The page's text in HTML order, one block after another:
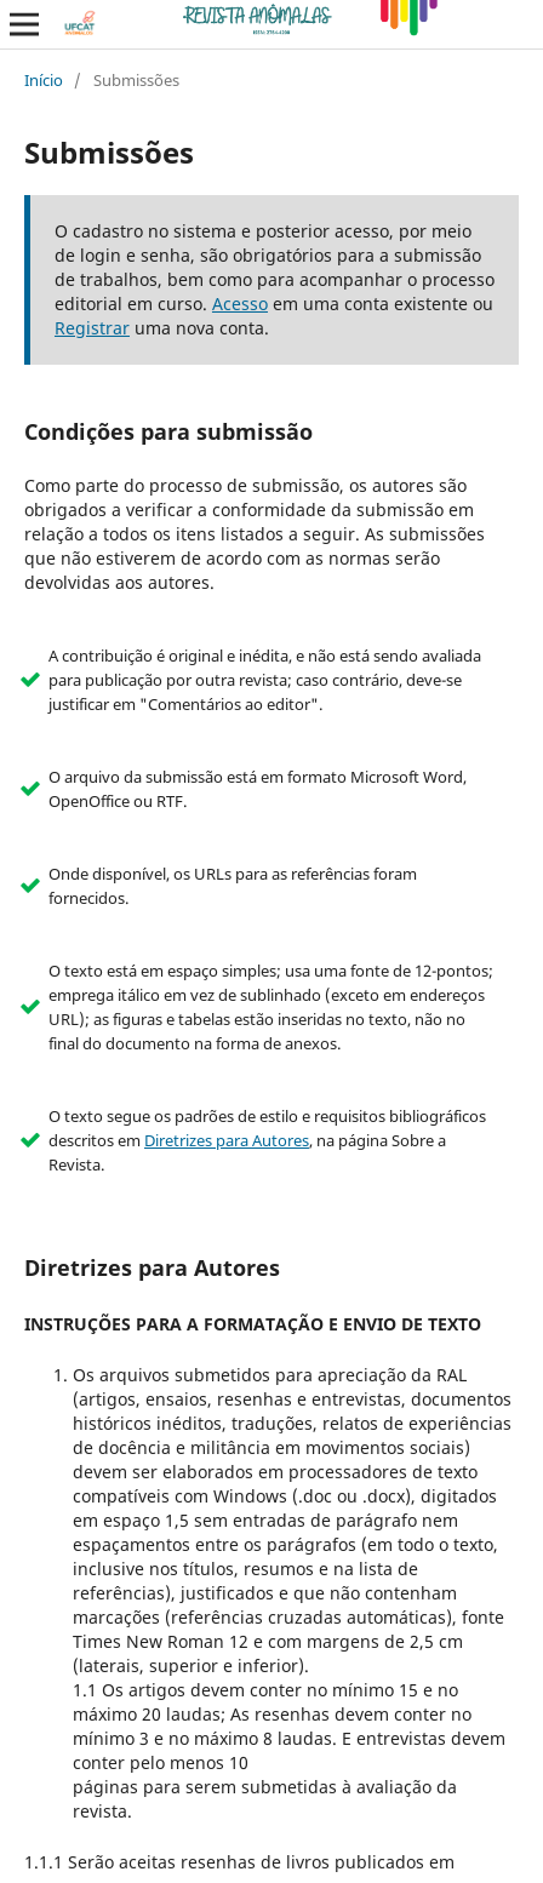
Início / Submissões
Submissões
O cadastro no sistema e posterior acesso, por meio
de login e senha, são obrigatórios para a submissão
de trabalhos, bem como para acompanhar o processo
editorial em curso. Acessoem uma conta existente ou
Registraruma nova conta.
Condições para submissão
Como parte do processo de submissão, os autores são
obrigados a verificar a conformidade da submissão em
relação a todos os itens listados a seguir. As submissões
que não estiverem de acordo com as normas serão
devolvidas aos autores.
A contribuição é original e inédita, e não está sendo avaliada
para publicação por outra revista; caso contrário, deve-se
justificar em "Comentários ao editor".
O arquivo da submissão está em formato Microsoft Word,
OpenOffice ou RTF.
Onde disponível, os URLs para as referências foram
fornecidos.
O texto está em espaço simples; usa uma fonte de 12-pontos;
emprega itálico em vez de sublinhado (exceto em endereços
URL); as figuras e tabelas estão inseridas no texto, não no
final do documento na forma de anexos.
O texto segue os padrões de estilo e requisitos bibliográficos
descritos em Diretrizes para Autores, na página Sobre a
Revista.
Diretrizes para Autores
INSTRUÇÕES PARA A FORMATAÇÃO E ENVIO DE TEXTO
Os arquivos submetidos para apreciação da RAL
(artigos, ensaios, resenhas e entrevistas, documentos
históricos inéditos, traduções, relatos de experiências
de docência e militância em movimentos sociais)
devem ser elaborados em processadores de texto
compatíveis com Windows (.doc ou .docx), digitados
em espaço 1,5 sem entradas de parágrafo nem
espaçamentos entre os parágrafos (em todo o texto,
inclusive nos títulos, resumos e na lista de
referências), justificados e que não contenham
marcações (referências cruzadas automáticas), fonte
Times New Roman 12 e com margens de 2,5 cm
(laterais, superior e inferior).
1.1 Os artigos devem conter no mínimo 15 e no
máximo 20 laudas; As resenhas devem conter no
mínimo 3 e no máximo 8 laudas. E entrevistas devem
conter pelo menos 10
páginas para serem submetidas à avaliação da
revista.
1.1.1 Serão aceitas resenhas de livros publicados em